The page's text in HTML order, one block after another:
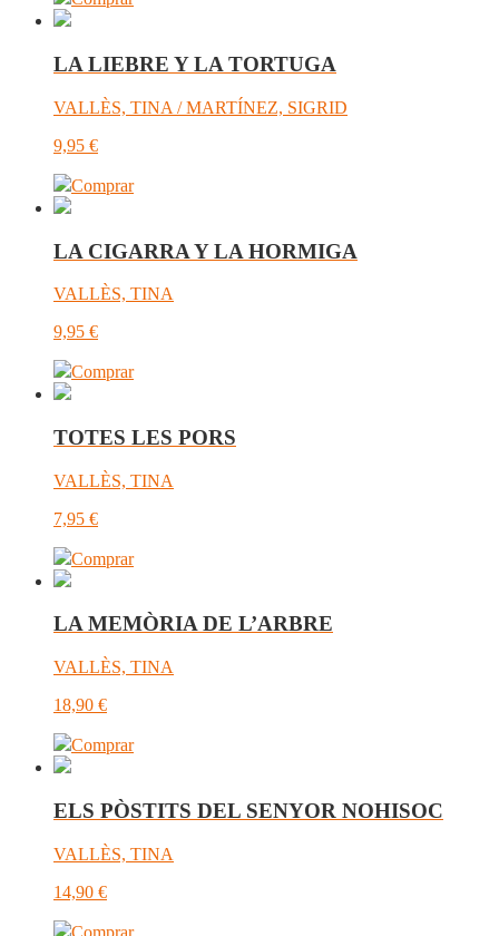
LA LIEBRE Y LA TORTUGA
VALLÈS, TINA / MARTÍNEZ, SIGRID
9,95 €
Comprar
LA CIGARRA Y LA HORMIGA
VALLÈS, TINA
9,95 €
Comprar
TOTES LES PORS
VALLÈS, TINA
7,95 €
Comprar
LA MEMÒRIA DE L’ARBRE
VALLÈS, TINA
18,90 €
Comprar
ELS PÒSTITS DEL SENYOR NOHISOC
VALLÈS, TINA
14,90 €
Comprar